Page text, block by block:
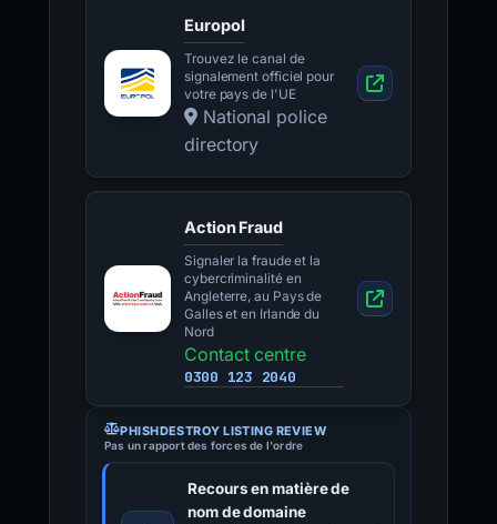
Europol
Trouvez le canal de
signalement officiel pour
votre pays de l'UE
National police
directory
Action Fraud
Signaler la fraude et la
cybercriminalité en
Angleterre, au Pays de
Galles et en Irlande du
Nord
Contact centre
0300 123 2040
PHISHDESTROY LISTING REVIEW
Pas un rapport des forces de l'ordre
Recours en matière de
nom de domaine